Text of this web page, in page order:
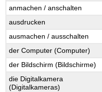
anmachen / anschalten
ausdrucken
ausmachen / ausschalten
der Computer (Computer)
der Bildschirm (Bildschirme)
die Digitalkamera
(Digitalkameras)